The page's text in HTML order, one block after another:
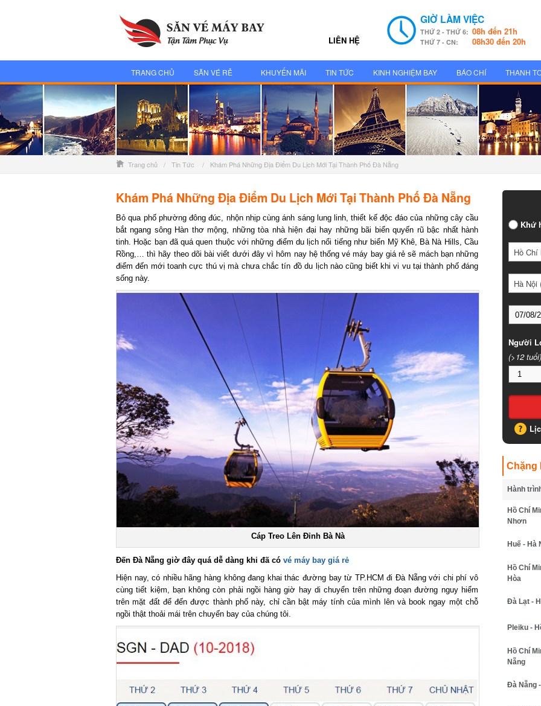
LIÊN HỆ
GIỜ LÀM VIỆC
THỨ 2 - THỨ 6:08h đến 21h
THỨ 7 - CN: 08h30 đến 20h
TRANG CHỦ SĂN VÉ RẺ KHUYẾN MÃI TIN TỨC KINH NGHIỆM BAY BÁO CHÍ THANH
Trang chủ / Tin Tức / Khám Phá Những Địa Điểm Du Lịch Mới Tại Thành Phố Đà Nẵng
Khám Phá Những Địa Điểm Du Lịch Mới Tại Thành Phố Đà Nẵng
Bỏ qua phố phường đông đúc, nhộn nhịp cùng ánh sáng lung linh, thiết kế độc đáo của những cây cầu
bắt ngang sông Hàn thơ mộng, những tòa nhà hiện đại hay những bãi biển quyến rũ bậc nhất hành
tinh. Hoặc bạn đã quá quen thuộc với những điểm du lịch nổi tiếng như biển Mỹ Khê, Bà Nà Hills, Cầu
Rồng,… thì hãy theo dõi bài viết dưới đây vì hôm nay hệ thống vé máy bay giá rẻ sẽ mách bạn những
điểm đến mới toanh cực thú vị mà chưa chắc tín đồ du lịch nào cũng biết khi vi vu tại thành phố đáng
sống này.
Cáp Treo Lên Đỉnh Bà Nà
Đến Đà Nẵng giờ đây quá dễ dàng khi đã cóvé máy bay giá rẻ
Hiện nay, có nhiều hãng hàng không đang khai thác đường bay từ TP.HCM đi Đà Nẵng với chi phí vô
cùng tiết kiệm, bạn không còn phải ngồi hàng giờ hay di chuyển trên những đoạn đường nguy hiểm
trên mặt đất để đến được thành phố này, chỉ cần bật máy tính của mình lên và book ngay một chỗ
ngồi thật thoải mái trên chuyến bay của chúng tôi.
Khứ
Hồ Chí
Hà Nội
Người
(>12 tuổi)
Chặng
Hành trình*
Hồ Chí
Nhơn
Huế - Hà
Hồ Chí
Hòa
Đà Lạt -
Pleiku -
Hồ Chí
Nẵng
Đà Nẵng -